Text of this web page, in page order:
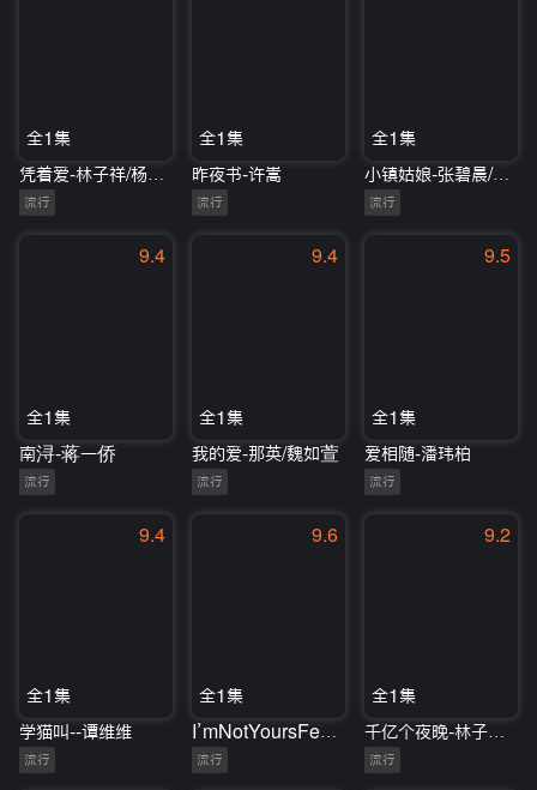
全1集
流行
全1集
昨夜书-许嵩
流行
全1集
流行
9.4
全1集
南浔-蒋一侨
流行
9.4
全1集
我的爱-那英/魏如萱
流行
9.5
全1集
爱相随-潘玮柏
流行
9.4
全1集
学猫叫--谭维维
流行
9.6
全1集
I’mNotYoursFeat-蔡依林/安室奈美惠
流行
9.2
全1集
千亿个夜晚-林子祥/单依纯
流行